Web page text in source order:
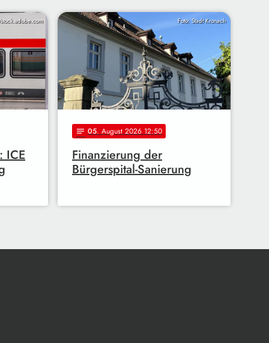
ICE
Foto: Stadt Kronach
notes 05. August 2026 12:50
Finanzierung der
Bürgerspital-Sanierung